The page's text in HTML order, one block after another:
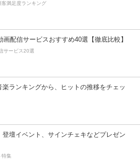
客満足度ランキング
画配信サービスおすすめ40選【徹底比較】
サービス20選
楽ランキングから、ヒットの推移をチェッ
登壇イベント、サインチェキなどプレゼン
特集